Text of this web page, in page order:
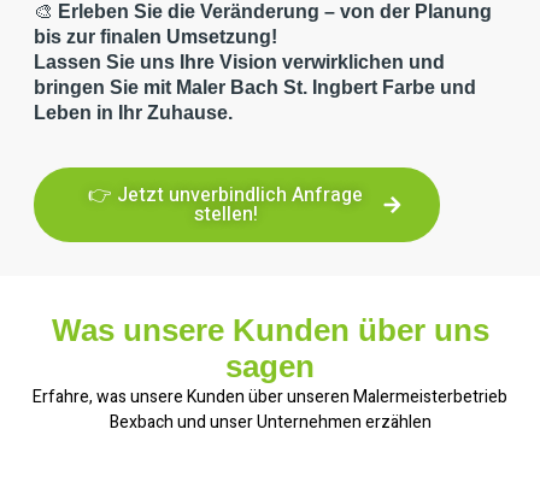
🎨 Erleben Sie die Veränderung – von der Planung
bis zur finalen Umsetzung!
Lassen Sie uns Ihre Vision verwirklichen und
bringen Sie mit Maler Bach St. Ingbert Farbe und
Leben in Ihr Zuhause.
👉 Jetzt unverbindlich Anfrage
stellen!
Was unsere Kunden über uns
sagen
Erfahre, was unsere Kunden über unseren Malermeisterbetrieb
Bexbach und unser Unternehmen erzählen